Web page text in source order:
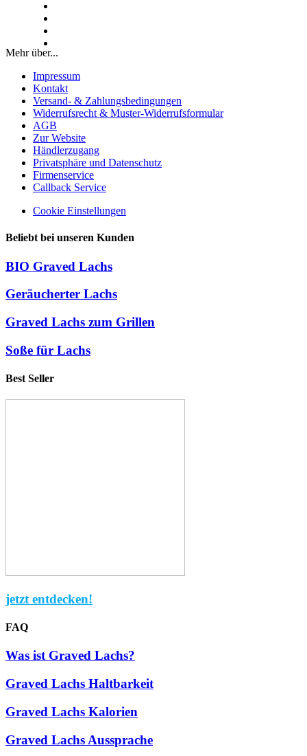
Mehr über...
Impressum
Kontakt
Versand- & Zahlungsbedingungen
Widerrufsrecht & Muster-Widerrufsformular
AGB
Zur Website
Händlerzugang
Privatsphäre und Datenschutz
Firmenservice
Callback Service
Cookie Einstellungen
Beliebt bei unseren Kunden
BIO Graved Lachs
Geräucherter Lachs
Graved Lachs zum Grillen
Soße für Lachs
Best Seller
jetzt entdecken!
FAQ
Was ist Graved Lachs?
Graved Lachs Haltbarkeit
Graved Lachs Kalorien
Graved Lachs Aussprache